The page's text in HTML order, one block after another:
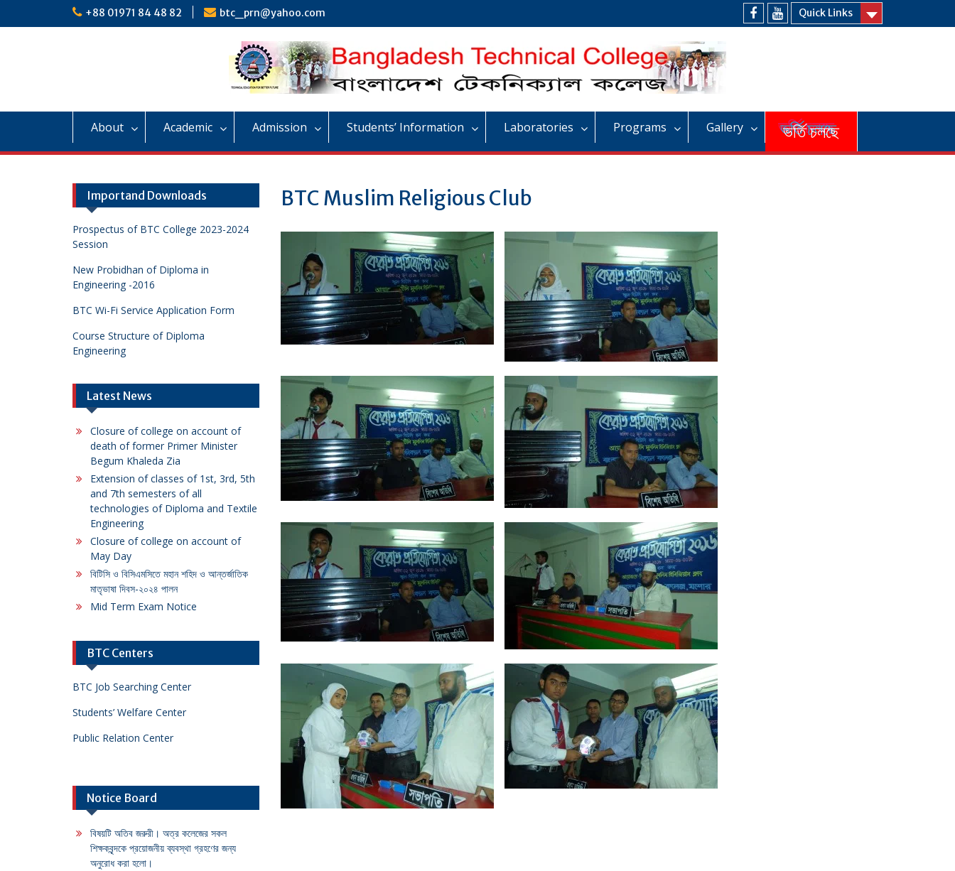
+88 01971 84 48 82 btc_prn@yahoo.com
Quick Links
FacebookYoutube
About Academic Admission Students’ Information Laboratories Programs Gallery ভর্তি চলছে
BTC Muslim Religious Club
Importand Downloads
Prospectus of BTC College 2023-2024
Session
New Probidhan of Diploma in
Engineering -2016
BTC Wi-Fi Service Application Form
Course Structure of Diploma
Engineering
Latest News
Closure of college on account of
death of former Primer Minister
Begum Khaleda Zia
Extension of classes of 1st, 3rd, 5th
and 7th semesters of all
technologies of Diploma and Textile
Engineering
Closure of college on account of
May Day
বিটিসি ও বিসিএমসিতে মহান শহিদ ও আন্তর্জাতিক
মাতৃভাষা দিবস-২০২৪ পালন
Mid Term Exam Notice
BTC Centers
BTC Job Searching Center
Students’ Welfare Center
Public Relation Center
Notice Board
বিষয়টি অতিব জরুরী। অত্র কলেজের সকল
শিক্ষকবৃন্দকে প্রয়োজনীয় ব্যবস্থা গ্রহণের জন্য
অনুরোধ করা হলো।